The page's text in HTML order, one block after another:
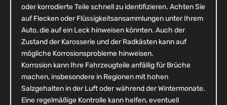
oder korrodierte Teile schnell zu identifizieren. Achten Sie
auf Flecken oder Flüssigkeitsansammlungen unter Ihrem
Auto, die auf ein Leck hinweisen könnten. Auch der
Zustand der Karosserie und der Radkästen kann auf
mögliche Korrosionsprobleme hinweisen.
Korrosion kann Ihre Fahrzeugteile anfällig für Brüche
machen, insbesondere in Regionen mit hohen
Salzgehalten in der Luft oder während der Wintermonate.
Eine regelmäßige Kontrolle kann helfen, eventuell